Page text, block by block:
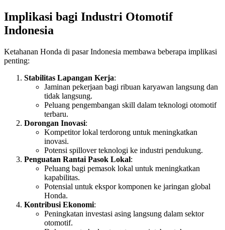
Implikasi bagi Industri Otomotif
Indonesia
Ketahanan Honda di pasar Indonesia membawa beberapa implikasi
penting:
Stabilitas Lapangan Kerja:
Jaminan pekerjaan bagi ribuan karyawan langsung dan
tidak langsung.
Peluang pengembangan skill dalam teknologi otomotif
terbaru.
Dorongan Inovasi:
Kompetitor lokal terdorong untuk meningkatkan
inovasi.
Potensi spillover teknologi ke industri pendukung.
Penguatan Rantai Pasok Lokal:
Peluang bagi pemasok lokal untuk meningkatkan
kapabilitas.
Potensial untuk ekspor komponen ke jaringan global
Honda.
Kontribusi Ekonomi:
Peningkatan investasi asing langsung dalam sektor
otomotif.